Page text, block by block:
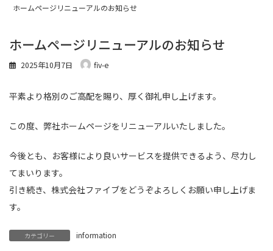
ホームページリニューアルのお知らせ
ホームページリニューアルのお知らせ
2025年10月7日 fiv-e
平素より格別のご高配を賜り、厚く御礼申し上げます。
この度、弊社ホームページをリニューアルいたしました。
今後とも、お客様により良いサービスを提供できるよう、尽力し
てまいります。
引き続き、株式会社ファイブをどうぞよろしくお願い申し上げま
す。
カテゴリー information